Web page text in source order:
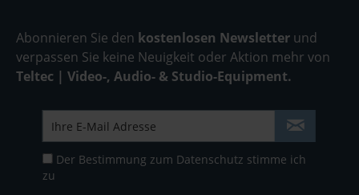
Abonnieren Sie den kostenlosen Newsletter und
verpassen Sie keine Neuigkeit oder Aktion mehr von
Teltec | Video-, Audio- & Studio-Equipment.
Der Bestimmung zum Datenschutz stimme ich
zu